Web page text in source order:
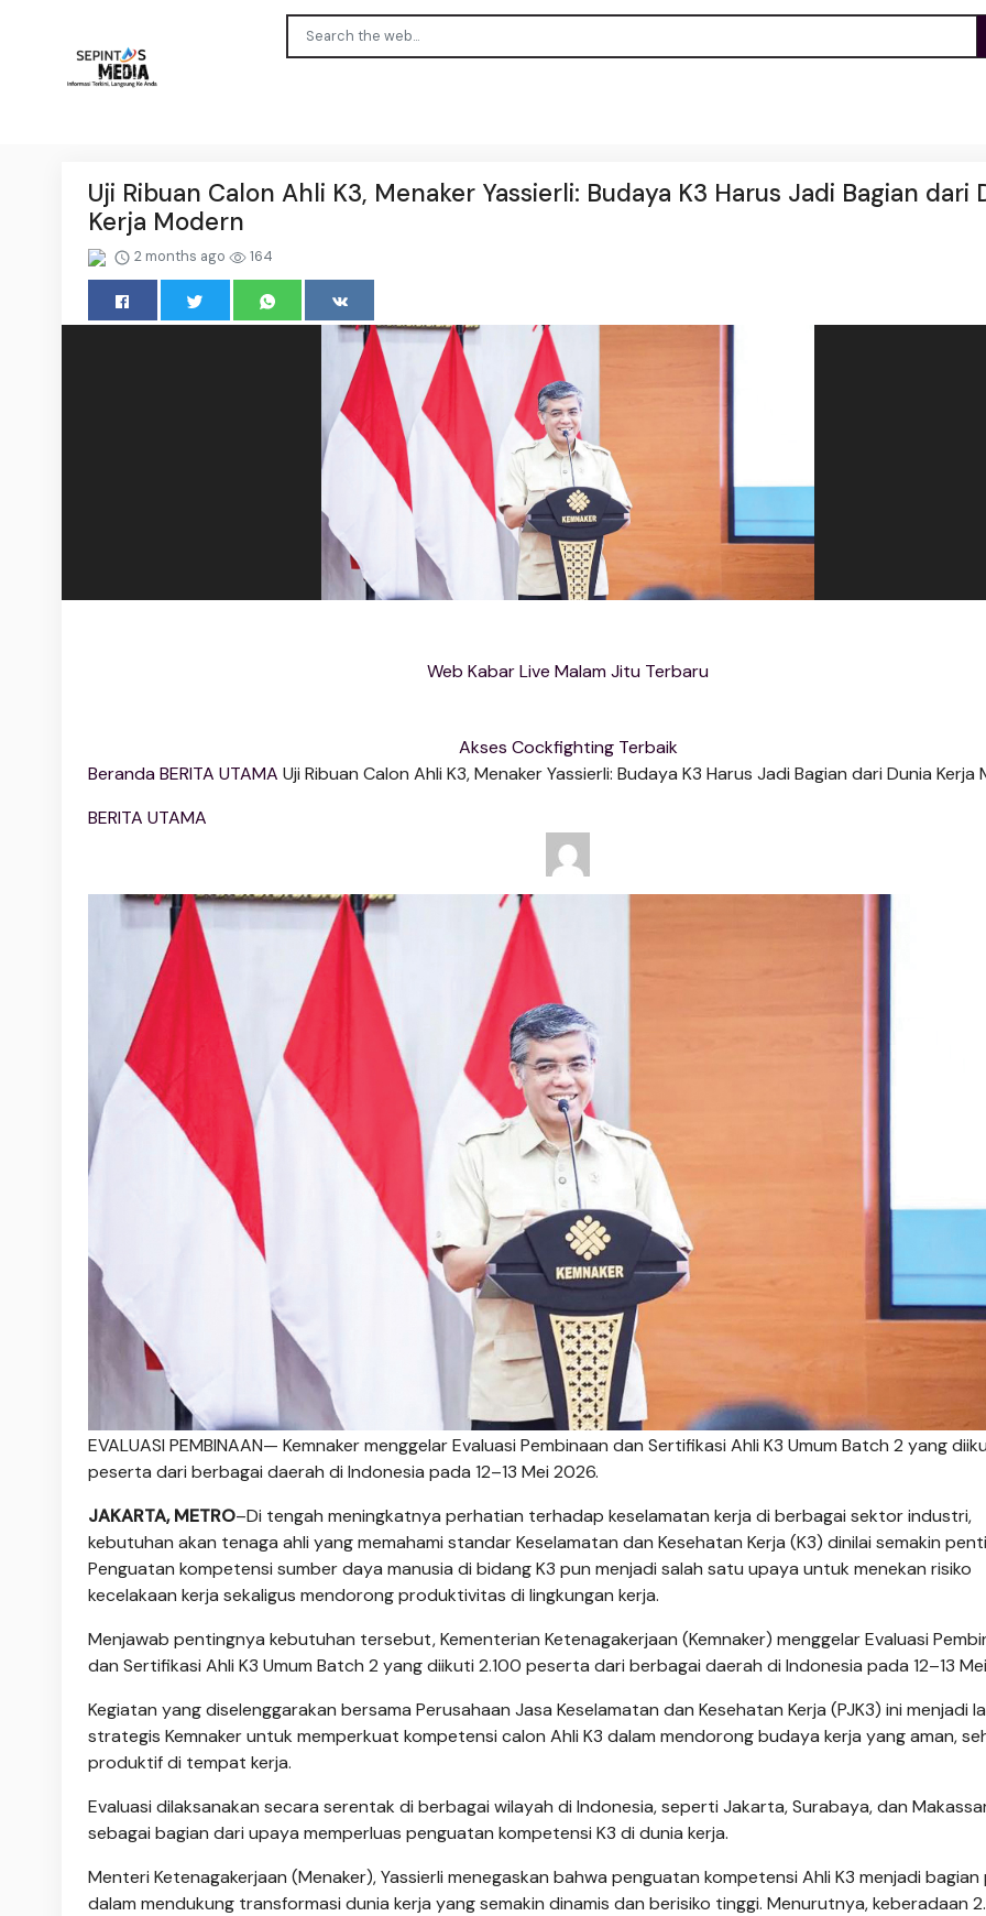
Uji Ribuan Calon Ahli K3, Menaker Yassierli: Budaya K3 Harus Jadi Bagian dari
Kerja Modern
2 months ago 164
Web Kabar Live Malam Jitu Terbaru
Akses Cockfighting Terbaik
BerandaBERITA UTAMA Uji Ribuan Calon Ahli K3, Menaker Yassierli: Budaya K3 Harus Jadi Bagian dari Dunia Kerja
BERITA UTAMA
EVALUASI PEMBINAAN— Kemnaker menggelar Evaluasi Pembinaan dan Sertifikasi Ahli K3 Umum Batch 2 yang
peserta dari berbagai daerah di Indonesia pada 12–13 Mei 2026.
JAKARTA, METRO–Di tengah meningkatnya perhatian terhadap keselamatan kerja di ber­bagai sektor industri,
kebutuhan akan tenaga ahli yang memahami standar Keselamatan dan Kesehatan Kerja (K3) dinilai semakin
Penguatan kompetensi sumber daya manusia di bidang K3 pun menjadi salah satu upaya untuk menekan risiko
kecelakaan kerja sekaligus mendorong produktivitas di lingkungan kerja.
Menjawab pentingnya kebutuhan tersebut, Kementerian Ketenagakerjaan (Kemnaker) menggelar Evaluasi
dan Sertifikasi Ahli K3 Umum Batch 2 yang diikuti 2.100 peserta dari berbagai daerah di Indonesia pada 12–13
Kegiatan yang diselenggarakan bersama Perusahaan Jasa Keselamatan dan Kesehatan Kerja (PJK3) ini menjadi
strategis Kemnaker untuk memperkuat kompetensi calon Ahli K3 dalam mendorong budaya kerja yang aman,
produktif di tempat kerja.
Evaluasi dilaksanakan secara serentak di ber­bagai wilayah di Indonesia, seperti Jakarta, Surabaya, dan
sebagai bagian dari upaya memperluas penguatan kompetensi K3 di dunia kerja.
Menteri Ketenagakerjaan (Menaker), Yassierli menegaskan bahwa penguatan kompetensi Ahli K3 menjadi
dalam mendukung transformasi dunia kerja yang semakin dinamis dan berisiko tinggi. Menurutnya, keberadaan